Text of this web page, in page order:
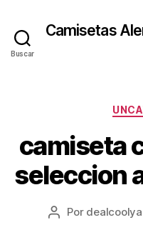
Buscar
Camisetas
camiseta
seleccion
Autor
Por dealcoolya